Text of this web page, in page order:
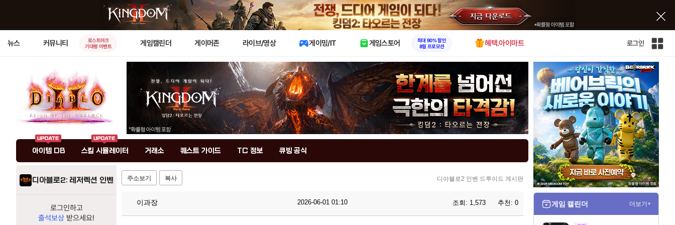
X
뉴스 커뮤니티
로스트아크
기대평 이벤트
게임캘린더 게이머존 라이브/영상 게이밍/IT 게임스토어
최대 90% 할인
8월 프로모션
혜택.아이마트 로그인
인
사
이
트
맵
아이템 DB 스킬 시뮬레이터 거래소 퀘스트 가이드 TC 정보 큐빙 공식
디아블로2: 레저렉션 인벤
로그인하고
출석보상 받으세요!
주소보기 복사 디아블로2 인벤 드루이드 게시판
이과장 2026-06-01 01:10 조회: 1,573 추천: 0 게임 캘린더 더보기+